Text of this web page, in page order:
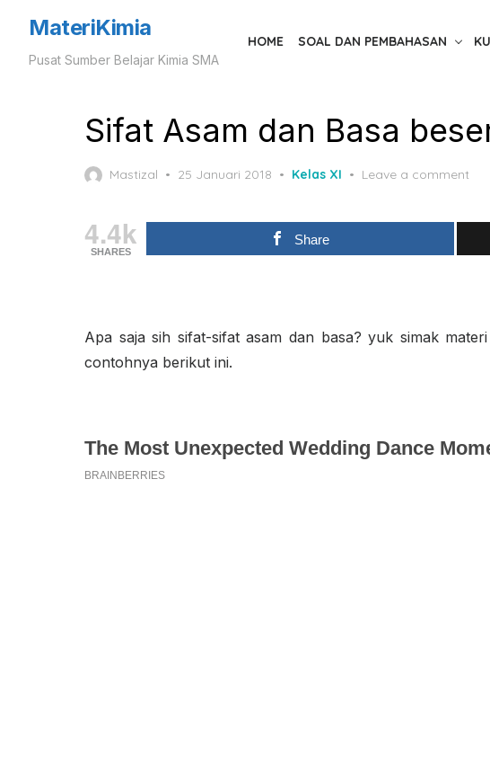
MateriKimia
Pusat Sumber Belajar Kimia SMA
HOME SOAL DAN PEMBAHASAN
Sifat Asam dan Basa
Mastizal
Posted
25 Januari 2018 Kelas XI Leave a comment
4.4k
SHARES
Share
Apa saja sih sifat-sifat asam dan basa? yuk simak
contohnya berikut ini.